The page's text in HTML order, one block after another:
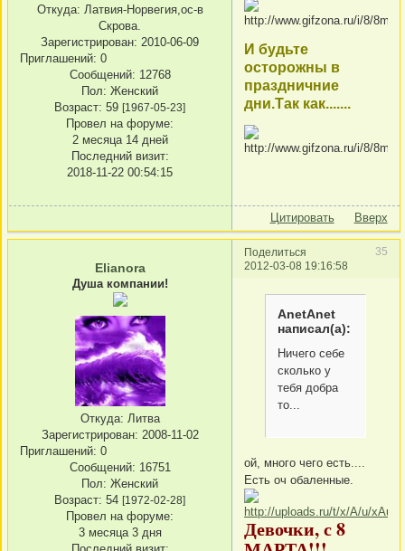
Откуда: Латвия-Норвегия,ос-в
Скрова.
Зарегистрирован: 2010-06-09
Приглашений: 0
Сообщений: 12768
Пол: Женский
Возраст: 59 [1967-05-23]
Провел на форуме:
2 месяца 14 дней
Последний визит:
2018-11-22 00:54:15
И будьте
осторожны в
праздничние
дни.Так как.......
Цитировать Вверх
Поделиться
35
2012-03-08 19:16:58
Elianora
Душа компании!
Откуда: Литва
Зарегистрирован: 2008-11-02
Приглашений: 0
Сообщений: 16751
Пол: Женский
Возраст: 54 [1972-02-28]
Провел на форуме:
3 месяца 3 дня
AnetAnet
написал(а):
Ничего себе
сколько у
тебя добра
то...
ой, много чего есть....
Есть оч обаленные.
Девочки, с 8